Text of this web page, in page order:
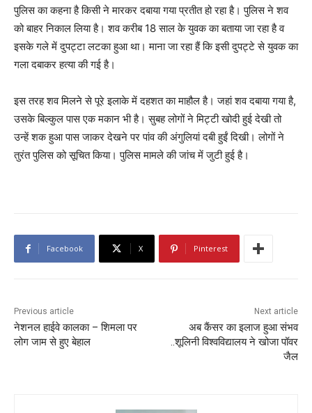
पुलिस का कहना है किसी ने मारकर दबाया गया प्रतीत हो रहा है। पुलिस ने शव
को बाहर निकाल लिया है। शव करीब 18 साल के युवक का बताया जा रहा है व
इसके गले में दुपट्टा लटका हुआ था। माना जा रहा हैं कि इसी दुपट्टे से युवक का
गला दबाकर हत्‍या की गई है।
इस तरह शव मिलने से पूरे इलाके में दहशत का माहौल है। जहां शव दबाया गया है,
उसके बिल्‍कुल पास एक मकान भी है। सुबह लोगों ने मिट्टी खोदी हुई देखी तो
उन्‍हें शक हुआ पास जाकर देखने पर पांव की अंगुलियां दबी हुईं दिखी। लोगों ने
तुरंत पुलिस को सूचित किया। पुलिस मामले की जांच में जुटी हुई है।
Facebook X Pinterest
Previous article
नेशनल हाईवे कालका – शिमला पर
लोग जाम से हुए बेहाल
Next article
अब कैंसर का इलाज हुआ संभव
..शूलिनी विश्वविद्यालय ने खोजा पॉवर
जैल